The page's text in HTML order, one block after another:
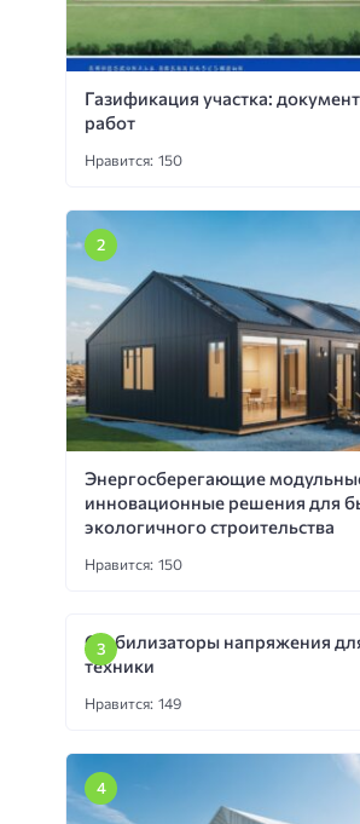
Газификация участка:
работ
Нравится: 150
Энергосберегающие
инновационные решения для
экологичного строительства
Нравится: 150
Стабилизаторы напряжения
техники
Нравится: 149